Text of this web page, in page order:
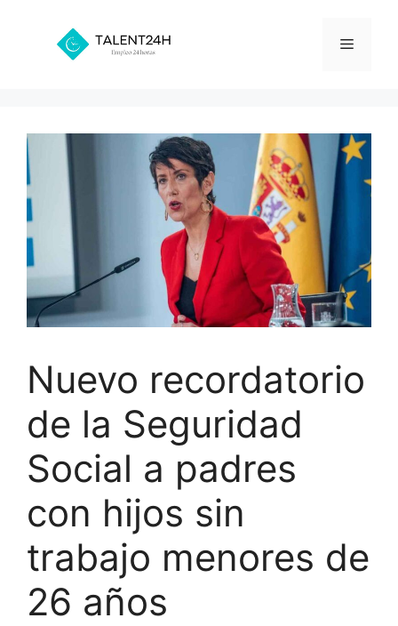
contenido
Menú
Nuevo recordatorio
de la Seguridad
Social a padres
con hijos sin
trabajo menores de
26 años